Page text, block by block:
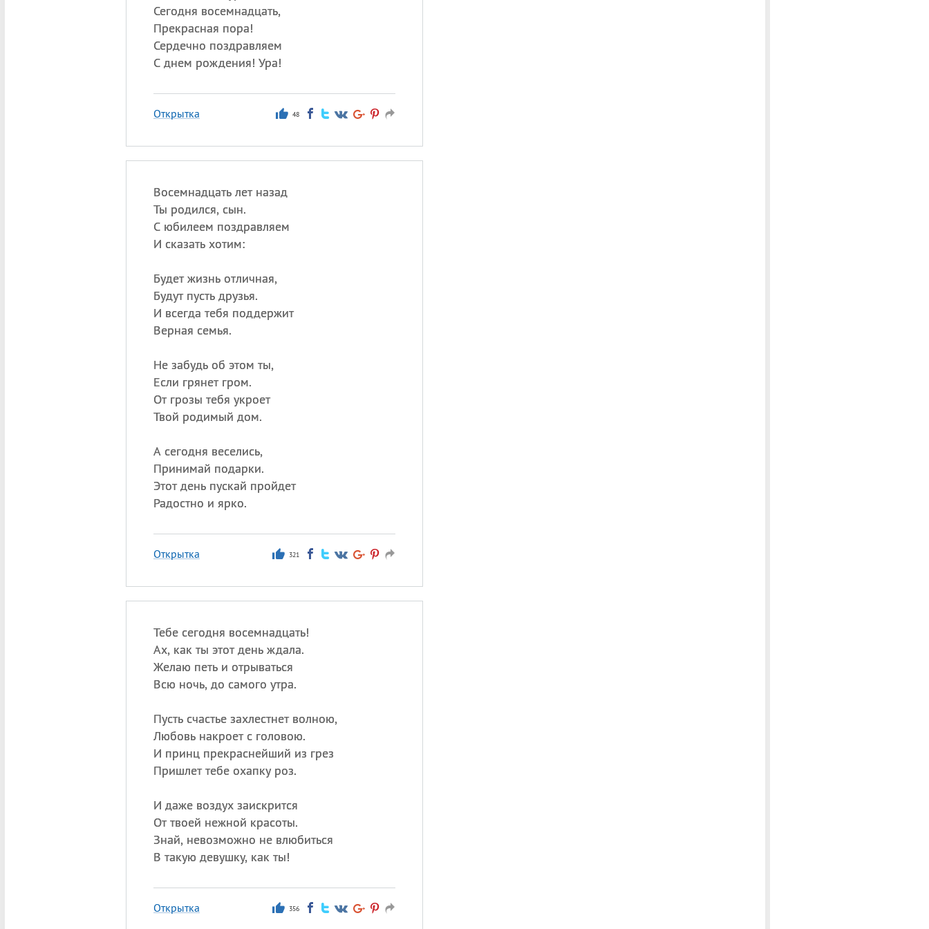
Сегодня восемнадцать,
Прекрасная пора!
Сердечно поздравляем
С днем рождения! Ура!
Открытка 48
Восемнадцать лет назад
Ты родился, сын.
С юбилеем поздравляем
И сказать хотим:
Будет жизнь отличная,
Будут пусть друзья.
И всегда тебя поддержит
Верная семья.
Не забудь об этом ты,
Если грянет гром.
От грозы тебя укроет
Твой родимый дом.
А сегодня веселись,
Принимай подарки.
Этот день пускай пройдет
Радостно и ярко.
Открытка 321
Тебе сегодня восемнадцать!
Ах, как ты этот день ждала.
Желаю петь и отрываться
Всю ночь, до самого утра.
Пусть счастье захлестнет волною,
Любовь накроет с головою.
И принц прекраснейший из грез
Пришлет тебе охапку роз.
И даже воздух заискрится
От твоей нежной красоты.
Знай, невозможно не влюбиться
В такую девушку, как ты!
Открытка 356